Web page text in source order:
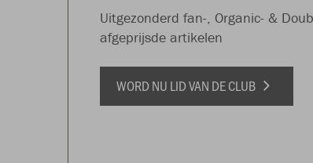
Uitgezonderd fan-, Organic- &
afgeprijsde artikelen
WORD NU LID VAN DE CLUB